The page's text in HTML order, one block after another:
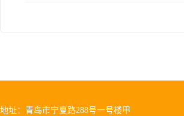
地址：青岛市宁夏路288号一号楼甲